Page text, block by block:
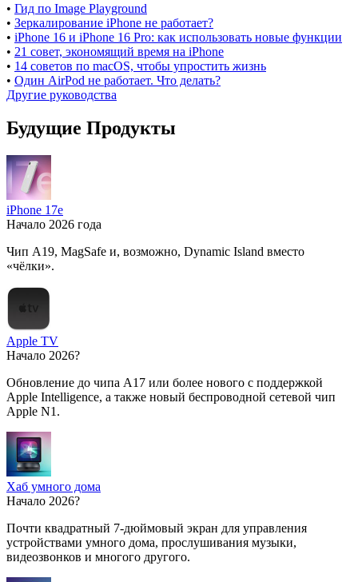
• Гид по Image Playground
• Зеркалирование iPhone не работает?
• iPhone 16 и iPhone 16 Pro: как использовать новые функции
• 21 совет, экономящий время на iPhone
• 14 советов по macOS, чтобы упростить жизнь
• Один AirPod не работает. Что делать?
Другие руководства
Будущие Продукты
iPhone 17e
Начало 2026 года
Чип A19, MagSafe и, возможно, Dynamic Island вместо
«чёлки».
Apple TV
Начало 2026?
Обновление до чипа A17 или более нового с поддержкой
Apple Intelligence, а также новый беспроводной сетевой чип
Apple N1.
Хаб умного дома
Начало 2026?
Почти квадратный 7-дюймовый экран для управления
устройствами умного дома, прослушивания музыки,
видеозвонков и многого другого.